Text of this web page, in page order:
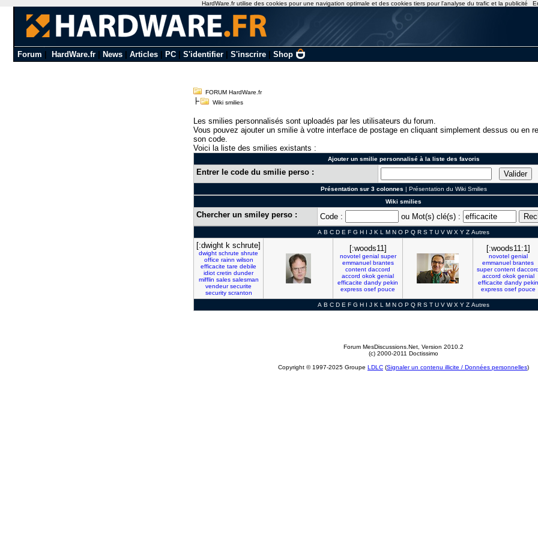
Forum HardWare.fr| News| Articles| PC| S'identifier| S'inscrire| Shop
FORUM HardWare.fr
Wiki smilies
Les smilies personnalisés sont uploadés par les utilisateurs du forum.
Vous pouvez ajouter un smilie à votre interface de postage en cliquant simplement dessus ou en
son code.
Voici la liste des smilies existants :
Ajouter un smilie personnalisé à la liste des favoris
Entrer le code du smilie perso :
Présentation sur 3 colonnes | Présentation du Wiki Smilies
Wiki smilies
Chercher un smiley perso : Code : ou Mot(s) clé(s) :
A B C D E F G H I J K L M N O P Q R S T U V W X Y Z Autres
[:dwight k schrute]
dwight schrute shrute
office rainn wilson
efficacite tare debile
idiot cretin dunder
mifflin sales salesman
vendeur securite
security scranton
[:woods11]
novotel genial super
emmanuel brantes
content daccord
accord okok genial
efficacite dandy pekin
express osef pouce
[:woods11:1]
novotel genial
emmanuel brantes
super content
accord okok genial
efficacite dandy pekin
express osef pouce
A B C D E F G H I J K L M N O P Q R S T U V W X Y Z Autres
Forum MesDiscussions.Net , Version 2010.2
(c) 2000-2011 Doctissimo
Copyright © 1997-2025 Groupe LDLC (Signaler un contenu illicite / Données personnelles)
HardWare.fr utilise des cookies pour une navigation optimale et des cookies tiers pour l'analyse du trafic et la publicité